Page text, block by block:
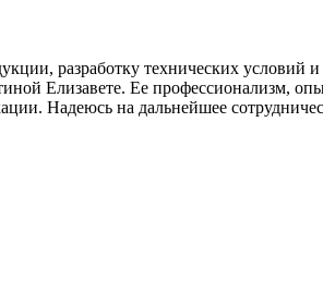
разработку технических условий
Елизавете. Ее профессионализм,
Надеюсь на дальнейшее